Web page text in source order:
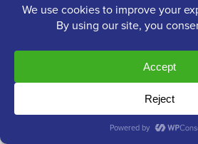
Pour aider les visiteurs à trouver ce
vous pouvez créer des catégories